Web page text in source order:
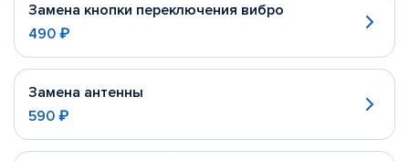
Замена кнопки переключения вибро
490 ₽
Замена антенны
590 ₽